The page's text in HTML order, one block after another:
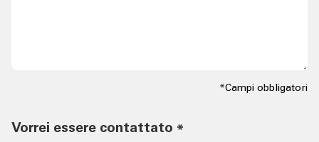
*Campi obbligatori
Vorrei essere contattato *